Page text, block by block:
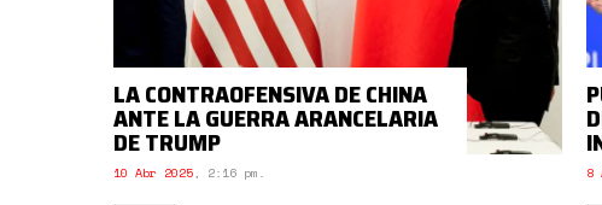
LA CONTRAOFENSIVA DE CHINA
ANTE LA GUERRA ARANCELARIA
DE TRUMP
10 Abr 2025, 2:16 pm. 8